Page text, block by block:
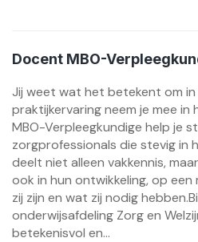
Docent MBO-
Jij weet wat het betekent om in
praktijkervaring neem je mee
MBO-Verpleegkundige help je
zorgprofessionals die stevig in
deelt niet alleen vakkennis,
ook in hun ontwikkeling, op een
zij zijn en wat zij nodig
onderwijsafdeling Zorg en
betekenisvol en...